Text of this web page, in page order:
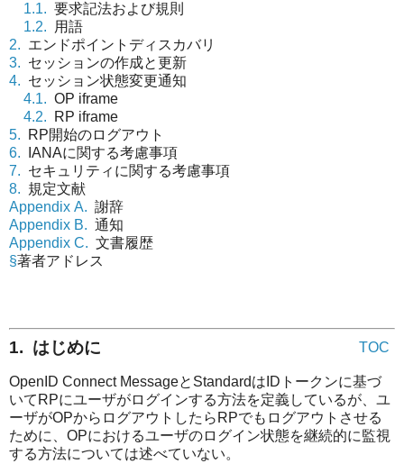
1.1. 要求記法および規則
1.2. 用語
2. エンドポイントディスカバリ
3. セッションの作成と更新
4. セッション状態変更通知
4.1. OP iframe
4.2. RP iframe
5. RP開始のログアウト
6. IANAに関する考慮事項
7. セキュリティに関する考慮事項
8. 規定文献
Appendix A. 謝辞
Appendix B. 通知
Appendix C. 文書履歴
§著者アドレス
TOC
1. はじめに
OpenID Connect MessageとStandardはIDトークンに基づ
いてRPにユーザがログインする方法を定義しているが、ユ
ーザがOPからログアウトしたらRPでもログアウトさせる
ために、OPにおけるユーザのログイン状態を継続的に監視
する方法については述べていない。